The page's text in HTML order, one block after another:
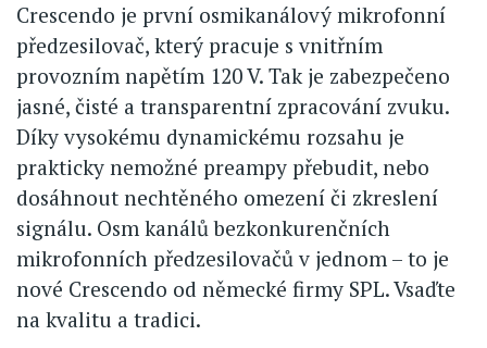
Crescendo je první osmikanálový mikrofonní
předzesilovač, který pracuje s vnitřním
provozním napětím 120 V. Tak je zabezpečeno
jasné, čisté a transparentní zpracování zvuku.
Díky vysokému dynamickému rozsahu je
prakticky nemožné preampy přebudit, nebo
dosáhnout nechtěného omezení či zkreslení
signálu. Osm kanálů bezkonkurenčních
mikrofonních předzesilovačů v jednom – to je
nové Crescendo od německé firmy SPL. Vsaďte
na kvalitu a tradici.